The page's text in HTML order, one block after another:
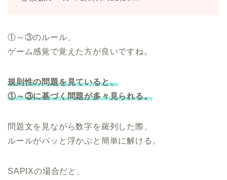
①～③のルール、
ゲーム感覚で覚えた方が良いですね。
規則性の問題を見ていると、
①～③に基づく問題が多々見られる。
問題文を見ながら数字を羅列した際、
ルールがパッと浮かぶと簡単に解ける。
SAPIXの場合だと、